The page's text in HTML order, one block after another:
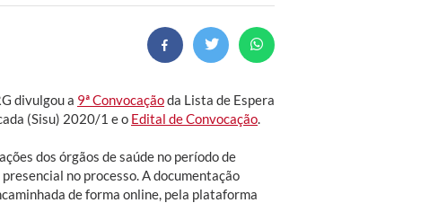
divulgou a 9ª Convocaçãoda Lista de Espera
(Sisu) 2020/1 e o Edital de Convocação
dos órgãos de saúde no período de
no processo. A documentação
de forma online, pela plataforma